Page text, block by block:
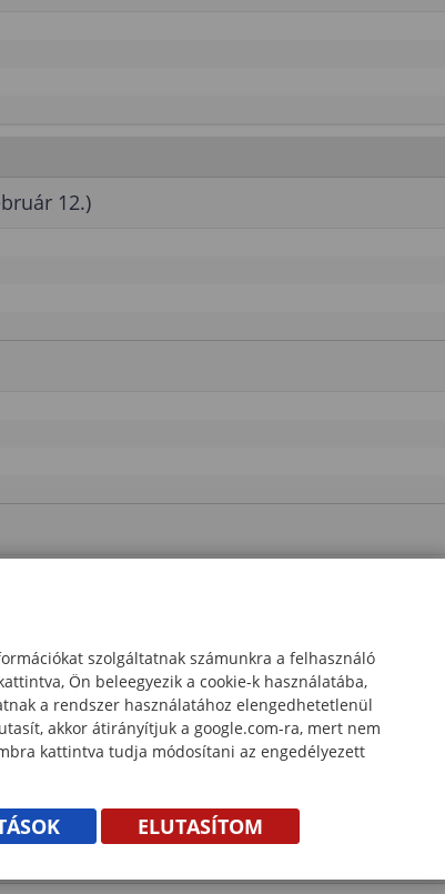
12.)
BSc)
szolgáltatnak számunkra a felhasználó
Ön beleegyezik a cookie-k használatába,
a rendszer használatához elengedhetetlenül
akkor átirányítjuk a google.com-ra, mert nem
kattintva tudja módosítani az engedélyezett
ELUTASÍTOM